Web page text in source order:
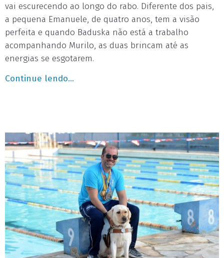
vai escurecendo ao longo do rabo. Diferente dos pais,
a pequena Emanuele, de quatro anos, tem a visão
perfeita e quando Baduska não está a trabalho
acompanhando Murilo, as duas brincam até as
energias se esgotarem.
Continue lendo...